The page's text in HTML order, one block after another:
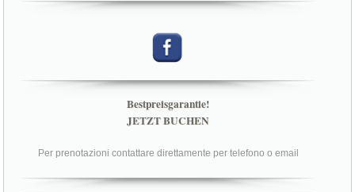
Bestpreisgarantie!
JETZT BUCHEN
Per prenotazioni contattare direttamente per telefono o email